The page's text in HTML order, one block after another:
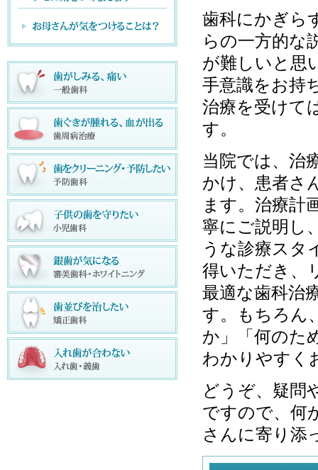
歯科にかぎら
らの一方的な
が難しいと思
手意識をお持
治療を受けて
す。
当院では、治
かけ、患者さ
ます。治療計
寧にご説明し
うな診療スタ
得いただき、
最適な歯科治
す。もちろん
か」「何のた
わかりやすく
どうぞ、疑問
ですので、何
さんに寄り添